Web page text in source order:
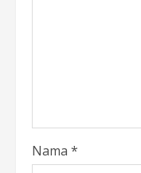
Nama *